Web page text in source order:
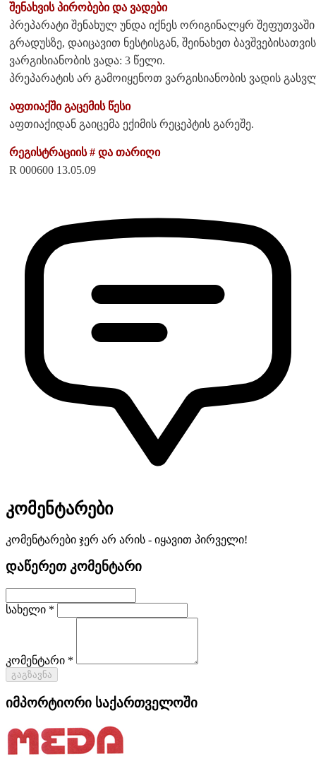
შენახვის პირობები და ვადები
პრეპარატი შენახულ უნდა იქნეს ორიგინალყრ შეფუთვაში
გრადუსზე, დაიცავით ნესტისგან, შეინახეთ
ვარგისიანობის ვადა: 3 წელი.
პრეპარატის არ გამოიყენოთ ვარგისიანობის ვადის
აფთიაქში გაცემის წესი
აფთიაქიდან გაიცემა ექიმის რეცეპტის გარეშე.
რეგისტრაციის # და თარიღი
R 000600 13.05.09
კომენტარები
კომენტარები ჯერ არ არის - იყავით პირველი!
დაწერეთ კომენტარი
სახელი *
კომენტარი *
გაგზავნა
იმპორტიორი საქართველოში